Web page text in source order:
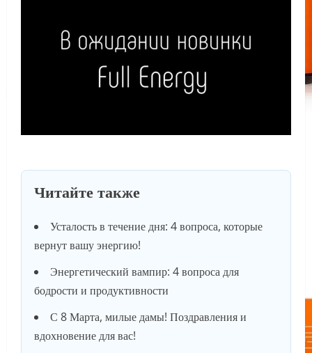
Читайте также
Усталость в течение дня: 4 вопроса, которые
вернут вашу энергию!
Энергетический вампир: 4 вопроса для
бодрости и продуктивности
С 8 Марта, милые дамы! Поздравления и
вдохновение для вас!